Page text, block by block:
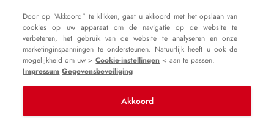
Cookie-instellingen
Impressum
Gegevensbeveiliging
Door op "Akkoord" te klikken, gaat u akkoord met het opslaan van
cookies op uw apparaat om de navigatie op de website te
verbeteren, het gebruik van de website te analyseren en onze
marketinginspanningen te ondersteunen. Natuurlijk heeft u ook de
mogelijkheid om uw >Cookie-instellingen < aan te passen.
Impressum Gegevensbeveiliging
Akkoord